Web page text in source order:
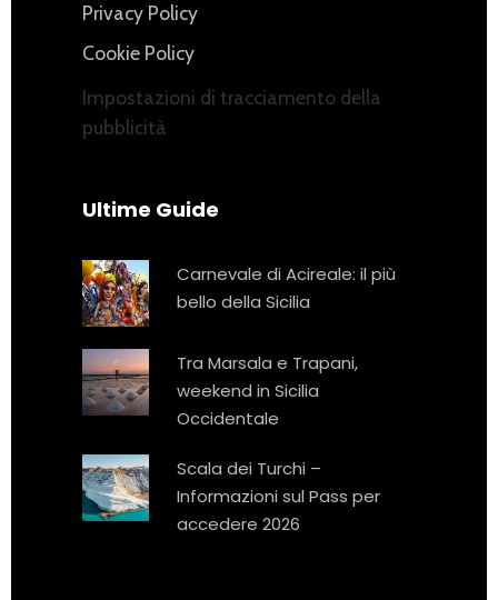
Privacy Policy
Cookie Policy
Impostazioni di tracciamento della
pubblicità
Ultime Guide
Carnevale di Acireale: il più
bello della Sicilia
Tra Marsala e Trapani,
weekend in Sicilia
Occidentale
Scala dei Turchi –
Informazioni sul Pass per
accedere 2026